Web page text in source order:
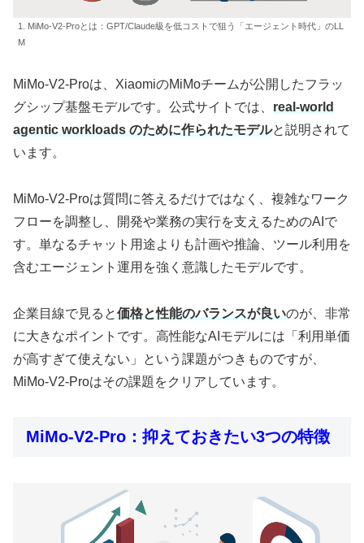
1. MiMo-V2-Proとは：GPT/Claude級を低コストで狙う「エージェント時代」のLL
M
MiMo-V2-Proは、XiaomiのMiMoチームが公開したフラッ
グシップ基盤モデルです。公式サイトでは、 real-world
agentic workloads のために作られたモデルと説明されて
います。
MiMo-V2-Proは質問に答えるだけではなく、複雑なワーク
フローを調整し、開発や業務の実行を支えるためのAIで
す。単なるチャット用途よりも計画や推論、ツール利用を
含むエージェント運用を強く意識したモデルです。
企業目線で見ると価格と性能のバランスが良いのが、非常
に大きなポイントです。高性能なAIモデルには「利用単価
が高すぎて使えない」という課題がつきものですが、
MiMo-V2-Proはその課題をクリアしています。
MiMo-V2-Pro：抑えておきたい3つの特徴